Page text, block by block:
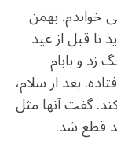
خواندم. بهمن
تا قبل از عید
زد و بابام
بعد از سلام،
گفت آنها مثل
قطع شد.